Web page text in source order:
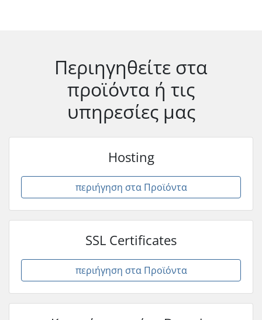
Περιηγηθείτε στα
προϊόντα ή τις
υπηρεσίες μας
Hosting
περιήγηση στα Προϊόντα
SSL Certificates
περιήγηση στα Προϊόντα